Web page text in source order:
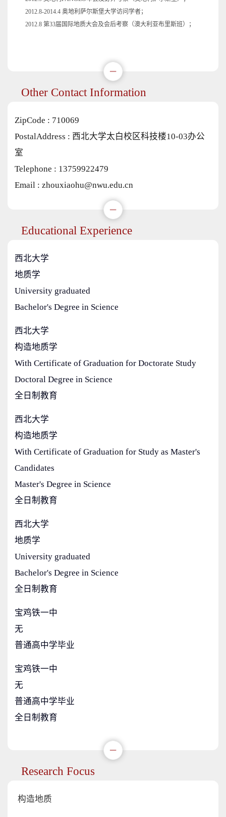
2012.8-2014.4 奥地利萨尔斯堡大学访问学者；
2012.8 第33届国际地质大会及会后考察（澳大利亚布里斯班）；
Other Contact Information
ZipCode : 710069
PostalAddress : 西北大学太白校区科技楼10-03办公
室
Telephone : 13759922479
Email : zhouxiaohu@nwu.edu.cn
Educational Experience
西北大学
地质学
University graduated
Bachelor's Degree in Science
西北大学
构造地质学
With Certificate of Graduation for Doctorate Study
Doctoral Degree in Science
全日制教育
西北大学
构造地质学
With Certificate of Graduation for Study as Master's
Candidates
Master's Degree in Science
全日制教育
西北大学
地质学
University graduated
Bachelor's Degree in Science
全日制教育
宝鸡铁一中
无
普通高中学毕业
宝鸡铁一中
无
普通高中学毕业
全日制教育
Research Focus
构造地质